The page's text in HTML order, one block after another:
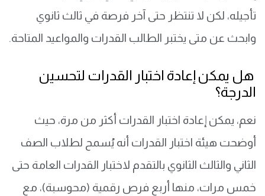
تأجيله، لكن لا تنتظر حتى آخر فرصة في ثالث ثانوي
وابحث عن متى يختبر الطالب القدرات والمواعيد المتاحة.
هل يمكن إعادة اختبار القدرات لتحسين
الدرجة؟
نعم، يمكن إعادة اختبار القدرات أكثر من مرة، حيث
أوضحت هيئة اختبار القدرات أنه يُسمح لطلاب الصف
الثاني والثالث الثانوي بالتقدم لاختبار القدرات العامة حتى
خمس مرات، منها أربع فرص رقمية (محوسبة)، مع